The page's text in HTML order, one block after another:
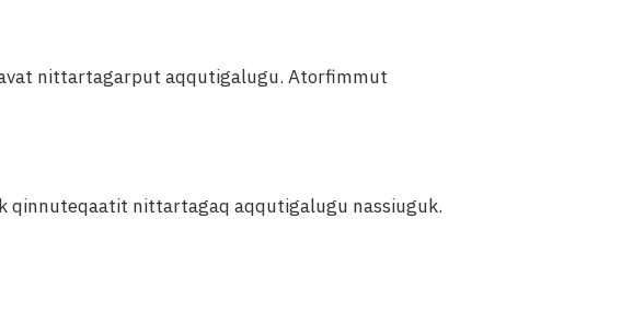
nittartagarput aqqutigalugu. Atorfimmut
nittartagaq aqqutigalugu nassiuguk.